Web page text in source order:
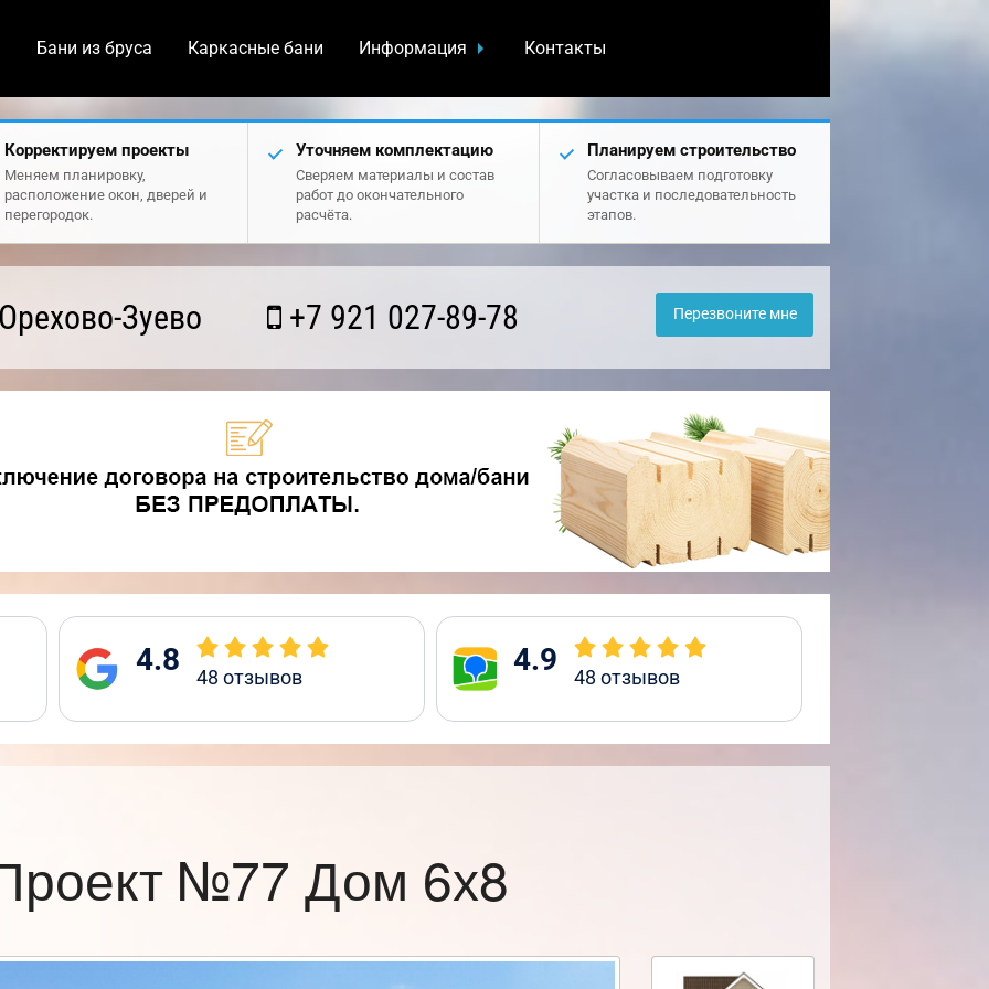
Бани из бруса Каркасные бани Информация Контакты
Корректируем проекты
Меняем планировку,
расположение окон, дверей и
перегородок.
Уточняем комплектацию
Сверяем материалы и состав
работ до окончательного
расчёта.
Планируем строительство
Согласовываем подготовку
участка и последовательность
этапов.
Зуево +7 921 027-89-78 Перезвоните мне
4.8 48 отзывов 4.9 48 отзывов
№77 Дом 6х8